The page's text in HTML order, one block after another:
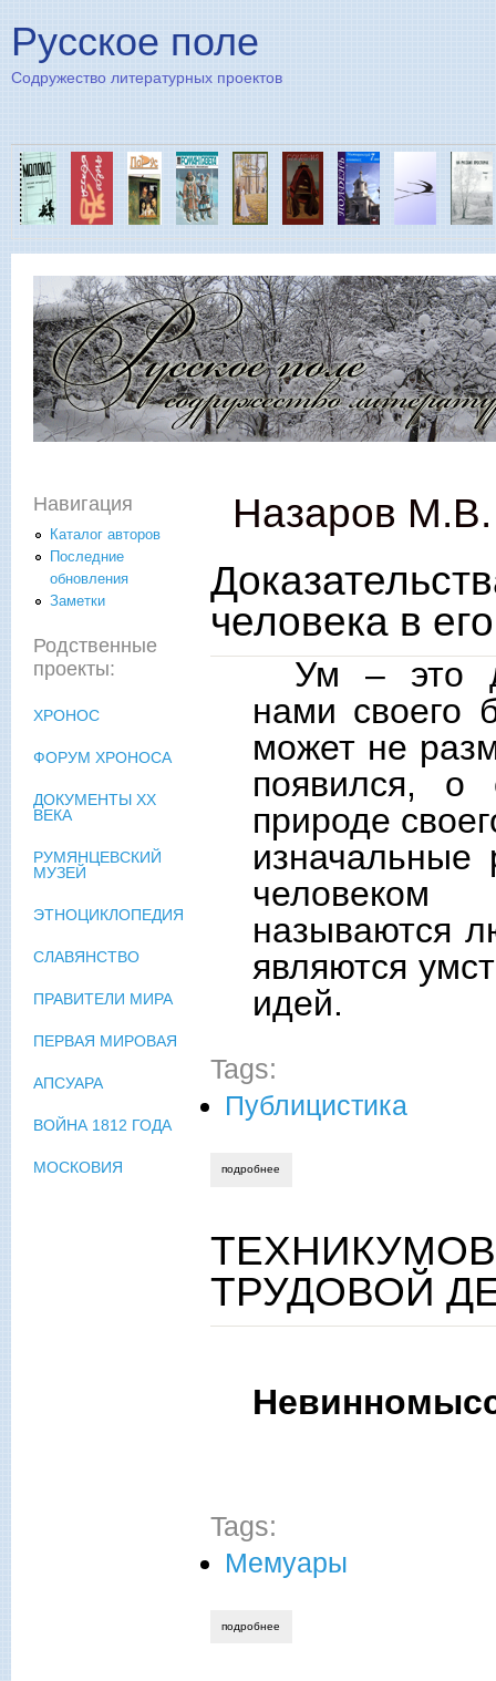
Русское поле
Содружество литературных проектов
Назаров М.В.
человека в
Ум ‒ это
нами своего
может не
появился,
природе
человеком
называются
являются
идей.
Tags:
Публицистика
подробнее
ТРУДОВОЙ
Tags:
Мемуары
подробнее
Навигация
Каталог авторов
Последние
обновления
Заметки
Родственные
проекты:
ХРОНОС
ФОРУМ ХРОНОСА
ДОКУМЕНТЫ XX
ВЕКА
РУМЯНЦЕВСКИЙ
МУЗЕЙ
ЭТНОЦИКЛОПЕДИЯ
СЛАВЯНСТВО
ПРАВИТЕЛИ МИРА
ПЕРВАЯ МИРОВАЯ
АПСУАРА
ВОЙНА 1812 ГОДА
МОСКОВИЯ